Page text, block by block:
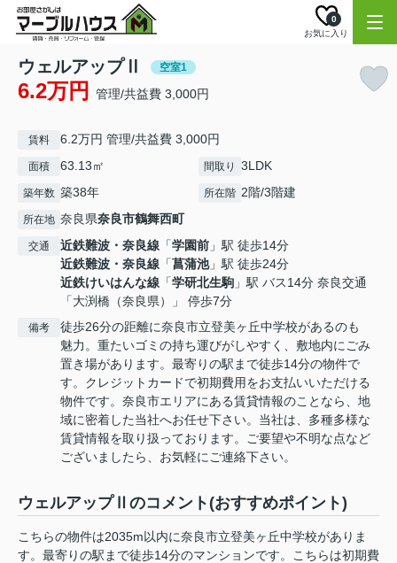
お気に入り
0
ウェルアップⅡ 空室1
6.2万円 管理/共益費 3,000円
賃料 6.2万円 管理/共益費 3,000円
面積 63.13㎡ 間取り 3LDK
築年数 築38年 所在階 2階/3階建
所在地 奈良県奈良市鶴舞西町
交通 近鉄難波・奈良線 「学園前 」駅 徒歩14分
近鉄難波・奈良線 「菖蒲池」駅 徒歩24分
近鉄けいはんな線 「学研北生駒 」駅 バス14分 奈良交通
「大渕橋（奈良県）」 停歩7分
備考
徒歩26分の距離に奈良市立登美ヶ丘中学校があるのも
魅力。重たいゴミの持ち運びがしやすく、敷地内にごみ
置き場があります。最寄りの駅まで徒歩14分の物件で
す。クレジットカードで初期費用をお支払いいただける
物件です。奈良市エリアにある賃貸情報のことなら、地
域に密着した当社へお任せ下さい。当社は、多種多様な
賃貸情報を取り扱っております。ご要望や不明な点など
ございましたら、お気軽にご連絡下さい。
ウェルアップⅡのコメント(おすすめポイント)
こちらの物件は2035m以内に奈良市立登美ヶ丘中学校がありま
す。最寄りの駅まで徒歩14分のマンションです。こちらは初期費